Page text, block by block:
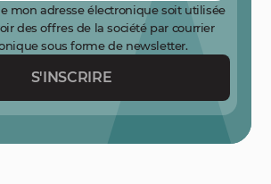
mon adresse électronique soit utilisée
des offres de la société par courrier
sous forme de newsletter.
S'INSCRIRE